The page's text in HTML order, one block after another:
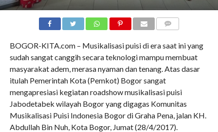
BOGOR-KITA.com – Musikalisasi puisi di era saat ini yang
sudah sangat canggih secara teknologi mampu membuat
masyarakat adem, merasa nyaman dan tenang. Atas dasar
itulah Pemerintah Kota (Pemkot) Bogor sangat
mengapresiasi kegiatan roadshow musikalisasi puisi
Jabodetabek wilayah Bogor yang digagas Komunitas
Musikalisasi Puisi Indonesia Bogor di Graha Pena, jalan KH.
Abdullah Bin Nuh, Kota Bogor, Jumat (28/4/2017).